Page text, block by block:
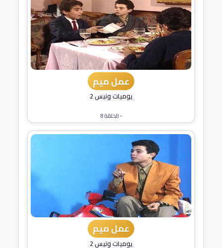
عمل ميم
يوميات ونيس 2
- الحلقة 8
عمل ميم
يوميات ونيس 2